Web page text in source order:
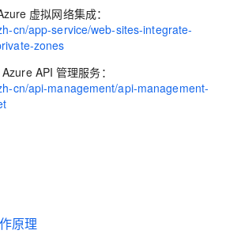
虚拟网络集成：
cn/app-service/web-sites-integrate-
zones
API 管理服务：
cn/api-management/api-management-
原理